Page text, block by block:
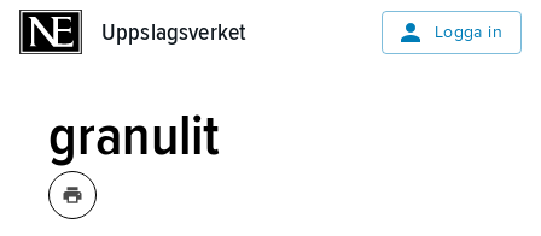
Uppslagsverket Logga in
granulit